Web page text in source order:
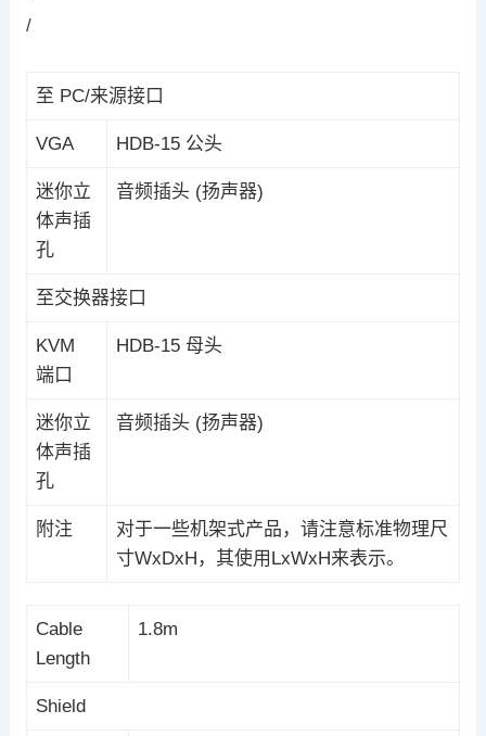
/
至 PC/来源接口
VGA HDB-15 公头
迷你立
体声插
孔
音频插头 (扬声器)
至交换器接口
KVM
端口
HDB-15 母头
迷你立
体声插
孔
音频插头 (扬声器)
附注
对于一些机架式产品，请注意标准物理尺
寸WxDxH，其使用LxWxH来表示。
Cable
Length
1.8m
Shield